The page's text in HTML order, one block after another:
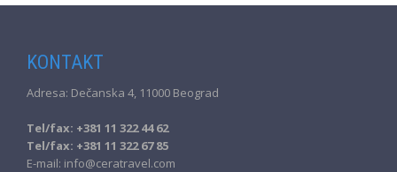
KONTAKT
Adresa: Dečanska 4, 11000 Beograd
Tel/fax: +381 11 322 44 62
Tel/fax: +381 11 322 67 85
E-mail: info@ceratravel.com